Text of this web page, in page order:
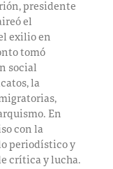
presidente
el
exilio en
tomó
social
la
En
con la
periodístico y
crítica y lucha.